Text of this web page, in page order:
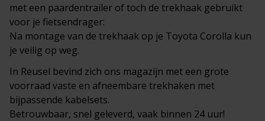
met een paardentrailer of toch de trekhaak gebruikt
voor je fietsendrager:
Na montage van de trekhaak op je Toyota Corolla kun
je veilig op weg.
In Reusel bevind zich ons magazijn met een grote
voorraad vaste en afneembare trekhaken met
bijpassende kabelsets.
Betrouwbaar, snel geleverd, vaak binnen 24 uur!